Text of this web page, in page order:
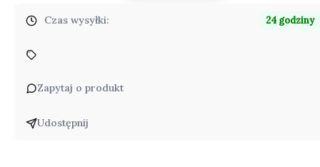
Czas wysyłki: 24 godziny
Zapytaj o produkt
Udostępnij